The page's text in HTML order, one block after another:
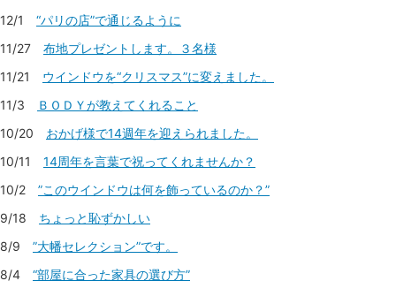
12/1 “パリの店”で通じるように
11/27 布地プレゼントします。３名様
11/21 ウインドウを“クリスマス”に変えました。
11/3
ＢＯＤＹが教えてくれること
10/20 おかげ様で14週年を迎えられました。
10/11 14周年を言葉で祝ってくれませんか？
10/2 ”このウインドウは何を飾っているのか？”
9/18 ちょっと恥ずかしい
8/9 ”大幡セレクション”です。
8/4 “部屋に合った家具の選び方”